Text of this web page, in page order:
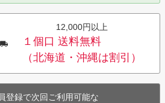
12,000円以上
１個口 送料無料
（北海道・沖縄は割引）
登録で次回ご利用可能な